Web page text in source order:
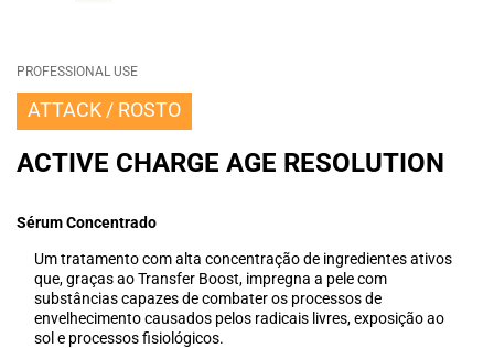
PROFESSIONAL USE
ATTACK ROSTO
ACTIVE CHARGE AGE RESOLUTION
Sérum Concentrado
Um tratamento com alta concentração de ingredientes ativos
que, graças ao Transfer Boost, impregna a pele com
substâncias capazes de combater os processos de
envelhecimento causados pelos radicais livres, exposição ao
sol e processos fisiológicos.